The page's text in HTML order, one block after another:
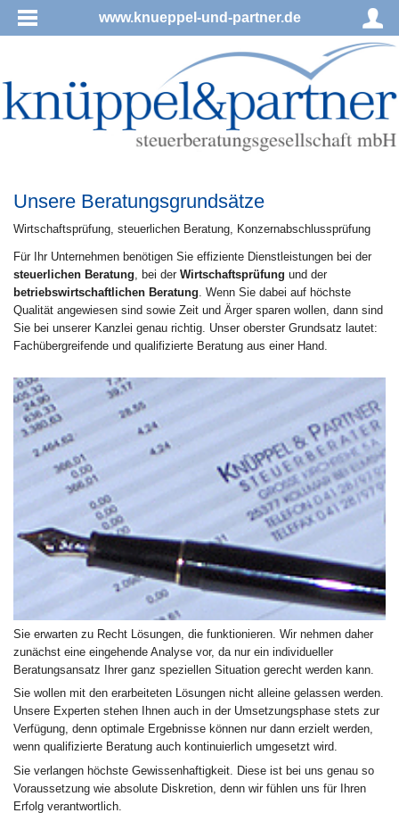
www.knueppel-und-partner.de
Unsere Beratungsgrundsätze
Wirt­schafts­prü­fung, steu­er­li­chen Be­ra­tung, Konzernabschlussprüfung
Für Ihr Unternehmen benötigen Sie effiziente Dienstleistungen bei der
steuerlichen Beratung, bei der Wirtschaftsprüfung und der
betriebswirtschaftlichen Beratung. Wenn Sie dabei auf höchste
Qualität angewiesen sind sowie Zeit und Ärger sparen wollen, dann sind
Sie bei unserer Kanzlei genau richtig. Unser oberster Grundsatz lautet:
Fachübergreifende und qualifizierte Beratung aus einer Hand.
Sie erwarten zu Recht Lösungen, die funktionieren. Wir nehmen daher
zunächst eine eingehende Analyse vor, da nur ein individueller
Beratungsansatz Ihrer ganz speziellen Situation gerecht werden kann.
Sie wollen mit den erarbeiteten Lösungen nicht alleine gelassen werden.
Unsere Experten stehen Ihnen auch in der Umsetzungsphase stets zur
Verfügung, denn optimale Ergebnisse können nur dann erzielt werden,
wenn qualifizierte Beratung auch kontinuierlich umgesetzt wird.
Sie verlangen höchste Gewissenhaftigkeit. Diese ist bei uns genau so
Voraussetzung wie absolute Diskretion, denn wir fühlen uns für Ihren
Erfolg verantwortlich.